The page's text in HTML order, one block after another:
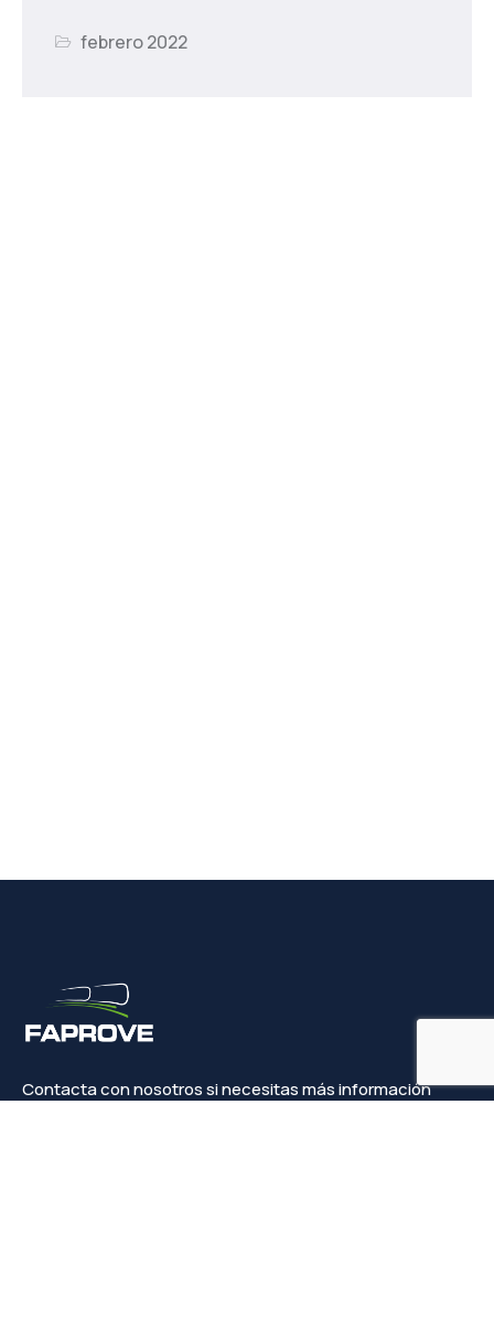
febrero 2022
Contacta con nosotros si necesitas más información